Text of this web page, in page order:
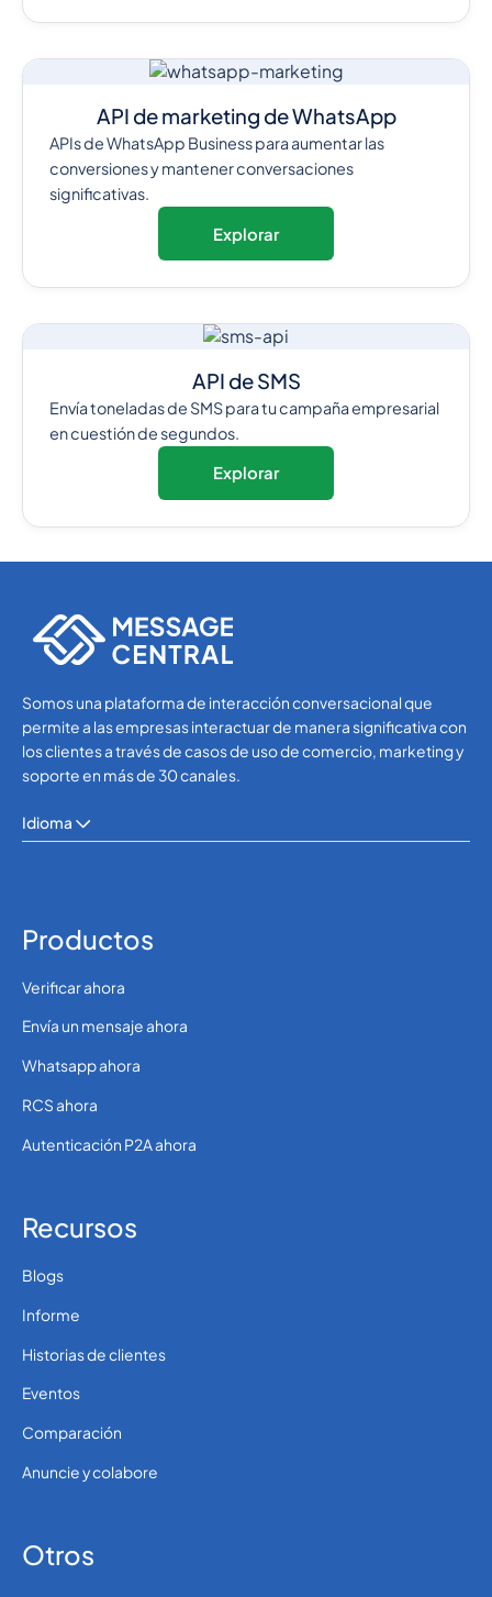
API de marketing de WhatsApp
APIs de WhatsApp Business para aumentar las
conversiones y mantener conversaciones
significativas.
Explorar
API de SMS
Envía toneladas de SMS para tu campaña empresarial
en cuestión de segundos.
Explorar
Somos una plataforma de interacción conversacional que
permite a las empresas interactuar de manera significativa con
los clientes a través de casos de uso de comercio, marketing y
soporte en más de 30 canales.
Idioma
Productos
Verificar ahora
Envía un mensaje ahora
Whatsapp ahora
RCS ahora
Autenticación P2A ahora
Recursos
Blogs
Informe
Historias de clientes
Eventos
Comparación
Anuncie y colabore
Otros